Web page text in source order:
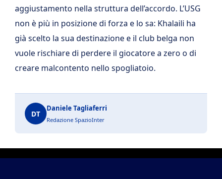
aggiustamento nella struttura dell’accordo. L’USG
non è più in posizione di forza e lo sa: Khalaili ha
già scelto la sua destinazione e il club belga non
vuole rischiare di perdere il giocatore a zero o di
creare malcontento nello spogliatoio.
DT
Daniele Tagliaferri
Redazione SpazioInter